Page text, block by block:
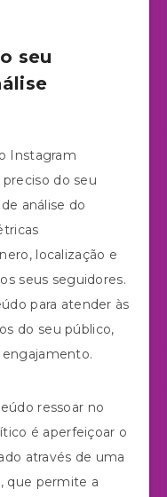
seu
Instagram
do seu
análise do
localização e
seus seguidores.
para atender às
do seu público,
ressoar no
é aperfeiçoar o
através de uma
que permite a